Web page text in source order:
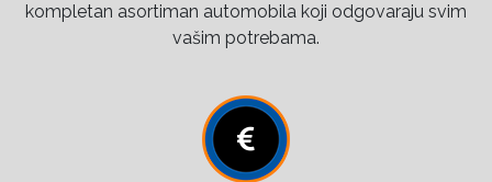
kompletan asortiman automobila koji odgovaraju svim
vašim potrebama.